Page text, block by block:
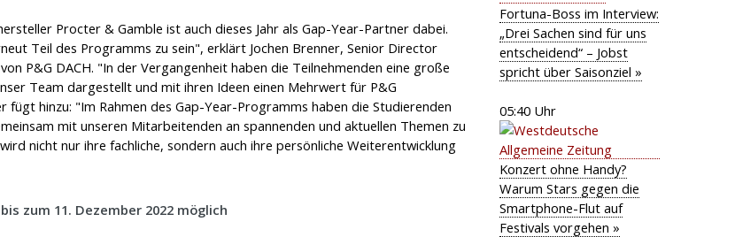
Procter & Gamble ist auch dieses Jahr als Gap-Year-Partner dabei.
Teil des Programms zu sein", erklärt Jochen Brenner, Senior Director
P&G DACH. "In der Vergangenheit haben die Teilnehmenden eine große
Team dargestellt und mit ihren Ideen einen Mehrwert für P&G
fügt hinzu: "Im Rahmen des Gap-Year-Programms haben die Studierenden
mit unseren Mitarbeitenden an spannenden und aktuellen Themen zu
nicht nur ihre fachliche, sondern auch ihre persönliche Weiterentwicklung
zum 11. Dezember 2022 möglich
Fortuna-Boss im Interview:
„Drei Sachen sind für uns
entscheidend“ – Jobst
spricht über Saisonziel »
05:40 Uhr
Konzert ohne Handy?
Warum Stars gegen die
Smartphone-Flut auf
Festivals vorgehen »